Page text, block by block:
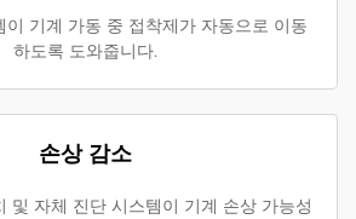
이 기계 가동 중 접착제가 자동으로 이동
하도록 도와줍니다.
손상 감소
및 자체 진단 시스템이 기계 손상 가능성